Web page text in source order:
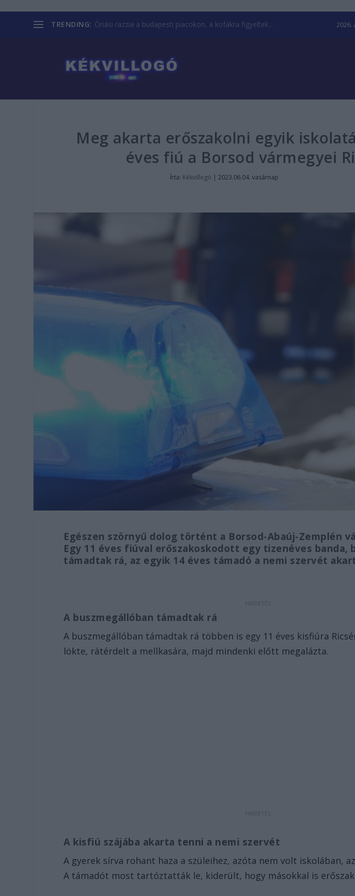
TRENDING: Óriási razzia a budapesti piacokon, a kofákra figyeltek... 2026.
Meg akarta erőszakolni egyik
éves fiú a Borsod vármegyei
Írta: Kékvillogó | 2023.06.04. vasárnap
Egészen szörnyű dolog történt a Borsod-Abaúj-Zemplén
Egy 11 éves fiúval erőszakoskodott egy tizenéves banda,
támadtak rá, az egyik 14 éves támadó a nemi szervét
A buszmegállóban támadtak rá
A buszmegállóban támadtak rá többen is egy 11 éves kisfiúra
lökte, rátérdelt a mellkasára, majd mindenki előtt megalázta.
A kisfiú szájába akarta tenni a nemi szervét
A gyerek sírva rohant haza a szüleihez, azóta nem volt iskolában,
A támadót most tartóztatták le, kiderült, hogy másokkal is